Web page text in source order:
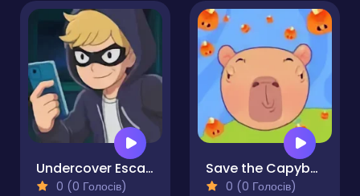
Undercover Escape
0 (0 Голосів)
Save the Capybara
0 (0 Голосів)